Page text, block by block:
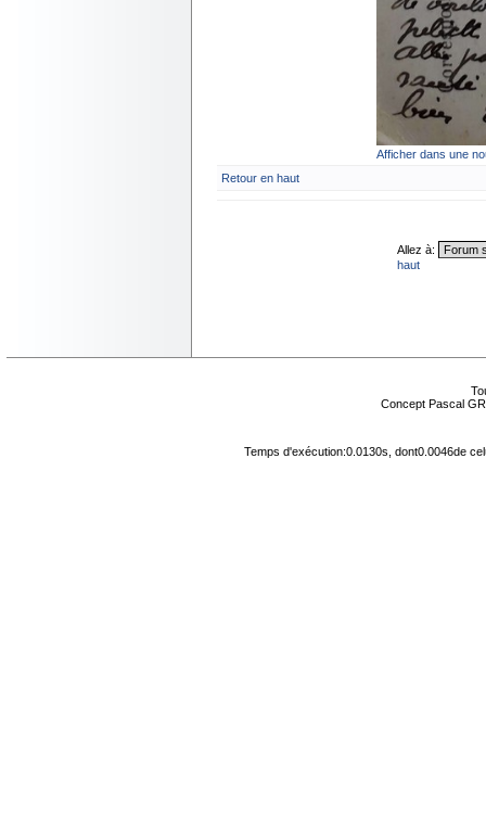
Afficher dans une
Retour en haut
Allez à:
haut
Concept Pascal
Temps d'exécution:0.0130s, dont0.0046de